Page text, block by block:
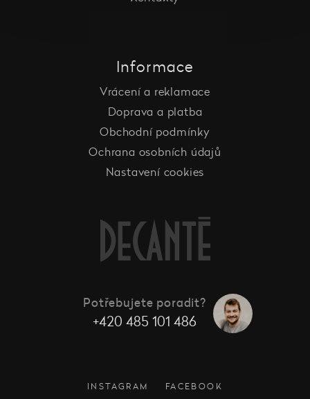
Informace
Vrácení a reklamace
Doprava a platba
Obchodní podmínky
Ochrana osobních údajů
Nastavení cookies
Potřebujete poradit?
+420 485 101 486
INSTAGRAM FACEBOOK